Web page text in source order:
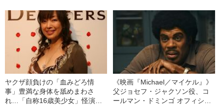
ヤクザ顔負けの「血みどろ情
事」豊満な身体を舐めまわさ
れ…「自称16歳美少女」怪演
《映画『Michael／マイケル』》
父ジョセフ・ジャクソン役、コ
ールマン・ドミンゴ オフィシャ